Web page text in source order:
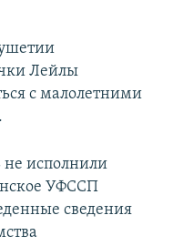
Лейлы
с малолетними
не исполнили
УФССП
сведения